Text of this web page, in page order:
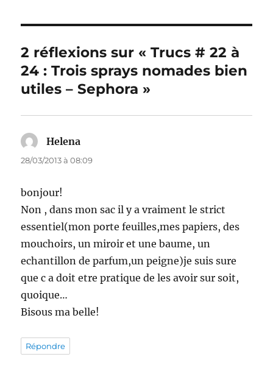
2 réflexions sur « Trucs # 22 à
24 : Trois sprays nomades bien
utiles – Sephora »
Helena
28/03/2013 à 08:09
bonjour!
Non , dans mon sac il y a vraiment le strict
essentiel(mon porte feuilles,mes papiers, des
mouchoirs, un miroir et une baume, un
echantillon de parfum,un peigne)je suis sure
que c a doit etre pratique de les avoir sur soit,
quoique…
Bisous ma belle!
Répondre